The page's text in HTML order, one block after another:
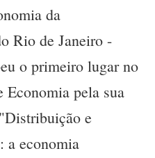
da
Rio de Janeiro -
o primeiro lugar no
pela sua
e
a economia